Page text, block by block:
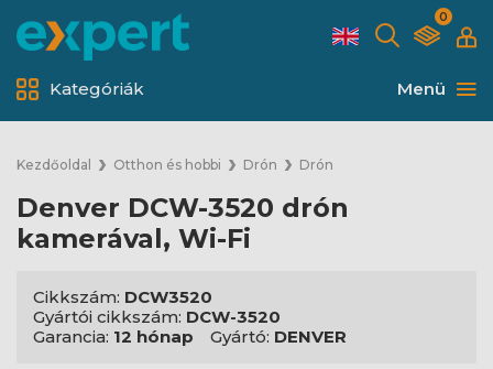
0
Menü
Kategóriák
Kezdőoldal Otthon és hobbi Drón Drón
Denver DCW-3520 drón
kamerával, Wi-Fi
Cikkszám: DCW3520
Gyártói cikkszám: DCW-3520
Garancia: 12 hónap Gyártó: DENVER